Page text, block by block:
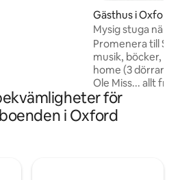
Gästhus i Oxford
Mysig stuga nära
Promenera till
musik, böcker,
home (3 dörrar
Ole Miss... allt
stuga med
loft, soffa
nedervåningen.
för
i Oxford